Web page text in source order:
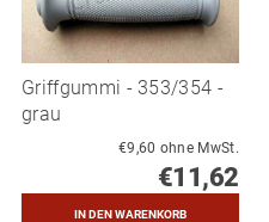
Griffgummi - 353/354 -
grau
€9,60 ohne MwSt.
€11,62